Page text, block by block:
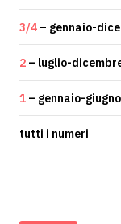
3/4 – gennaio-
2 – luglio-
1 – gennaio-
tutti i numeri